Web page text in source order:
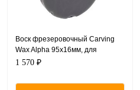
Воск фрезеровочный Carving
Wax Alpha 95х16мм, для
Zirkonzahn CAM/CAM
1 570 ₽